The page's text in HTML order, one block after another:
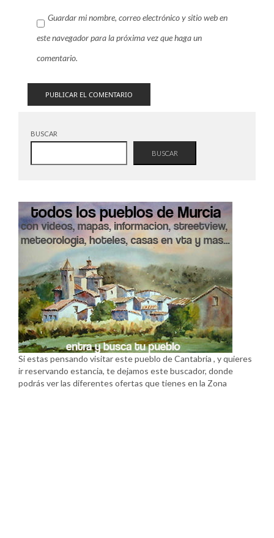
Guardar mi nombre, correo electrónico y sitio web en
este navegador para la próxima vez que haga un
comentario.
BUSCAR
BUSCAR
Si estas pensando visitar este pueblo de Cantabria , y quieres
ir reservando estancia, te dejamos este buscador, donde
podrás ver las diferentes ofertas que tienes en la Zona